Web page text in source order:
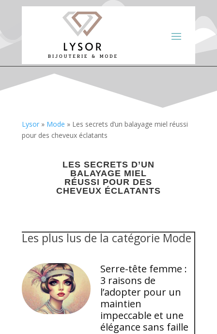
Lysor» Mode » Les secrets d’un balayage miel réussi
pour des cheveux éclatants
LES SECRETS D’UN
BALAYAGE MIEL
RÉUSSI POUR DES
CHEVEUX ÉCLATANTS
Les plus lus de la catégorie Mode
Serre-tête femme :
3 raisons de
l’adopter pour un
maintien
impeccable et une
élégance sans faille